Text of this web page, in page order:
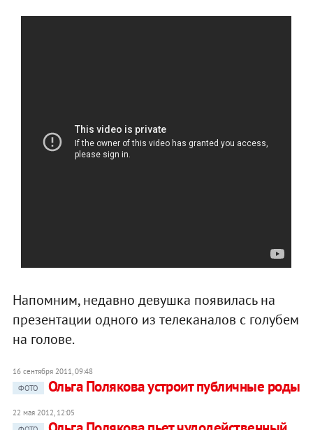
Напомним, недавно девушка появилась на
презентации одного из телеканалов с голубем
на голове.
16 сентября 2011, 09:48
ФОТО
Ольга Полякова устроит публичные роды
22 мая 2012, 12:05